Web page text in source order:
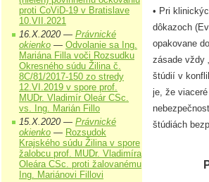
• Pri
dôkazoch
opakovane
zásade vždy
štúdií v
je, že
štúdiách
proti CoViD-19 v Bratislave
10.VII.2021
16.X.2020 — Právnické
okienko — Odvolanie sa Ing.
Mariána Filla voči Rozsudku
Okresného súdu Žilina č.
8C/81/2017-150 zo stredy
12.VI.2019 v spore prof.
MUDr. Vladimír Oleár CSc.
vs. Ing. Marián Fillo
15.X.2020 — Právnické
okienko — Rozsudok
Krajského súdu Žilina v spore
žalobcu prof. MUDr. Vladimíra
Oleára CSc. proti žalovanému
Ing. Mariánovi Fillovi